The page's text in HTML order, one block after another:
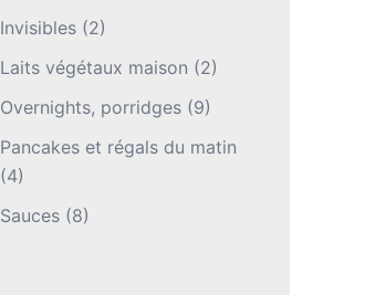
Invisibles(2)
Laits végétaux maison (2)
Overnights, porridges(9)
Pancakes et régals du matin
(4)
Sauces(8)